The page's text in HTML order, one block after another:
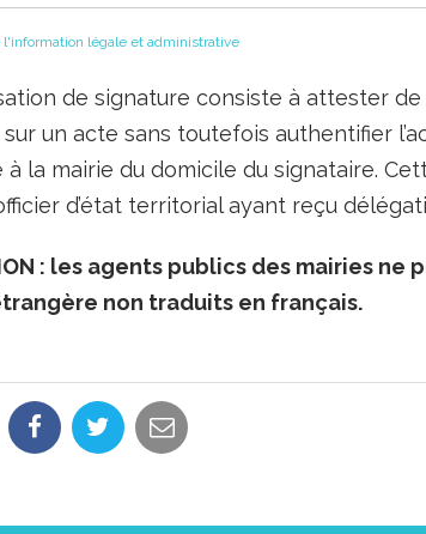
l'information légale et administrative
de signature consiste à attester de
un acte sans toutefois authentifier
à la mairie du domicile du signataire.
d’état territorial ayant reçu
: les agents publics des mairies
non traduits en français.